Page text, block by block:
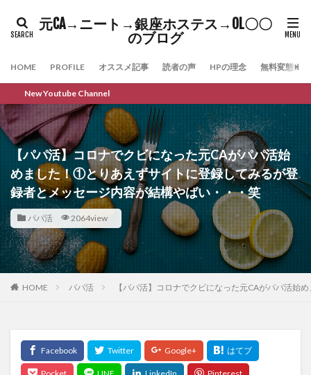
元CA→ニート→銀座ホステス→OL〇〇
のブログ
HOME PROFILE オススメ記事 読者の声 HPの理念 無料変態メ
【パパ活】コロナでクビになった元CAがパパ活始
めました！①とりあえずサイトに登録してみるが登
録者とメッセージ内容が結構やばい・・・笑
パパ活 2064view
HOME パパ活 【パパ活】コロナでクビになった元CAがパパ活